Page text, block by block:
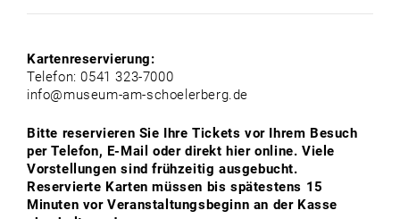
Kartenreservierung:
Telefon: 0541 323-7000
info@museum-am-schoelerberg.de
Bitte reservieren Sie Ihre Tickets vor Ihrem Besuch
per Telefon, E-Mail oder direkt hier online. Viele
Vorstellungen sind frühzeitig ausgebucht.
Reservierte Karten müssen bis spätestens 15
Minuten vor Veranstaltungsbeginn an der Kasse